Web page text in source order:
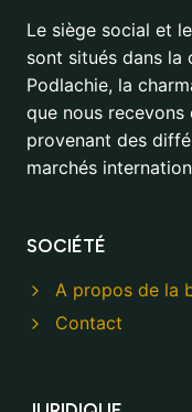
Le siège social et
sont situés dans
Podlachie, la
que nous
provenant des
marchés
SOCIÉTÉ
A propos de la
Contact